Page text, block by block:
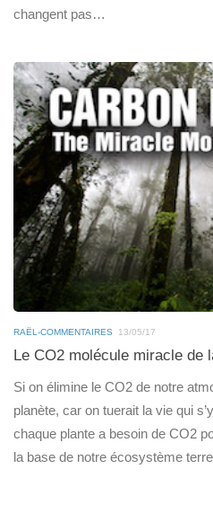
changent pas…
RAËL-COMMENTAIRES 13/05/17
Le CO2 molécule miracle de
Si on élimine le CO2 de notre
planète, car on tuerait la vie qui
chaque plante a besoin de CO2
la base de notre écosystème